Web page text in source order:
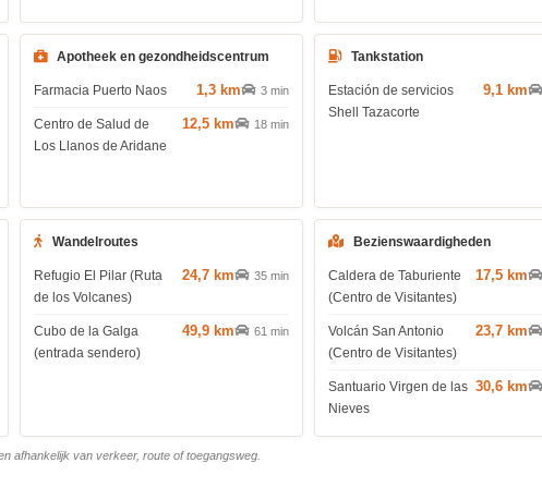
Apotheek en gezondheidscentrum
Farmacia Puerto Naos 1,3 km 3 min
Centro de Salud de
Los Llanos de Aridane
12,5 km 18 min
Tankstation
Estación de servicios
Shell Tazacorte
9,1 km
Wandelroutes
Refugio El Pilar (Ruta
de los Volcanes)
24,7 km 35 min
Cubo de la Galga
(entrada sendero)
49,9 km 61 min
Bezienswaardigheden
Caldera de Taburiente
(Centro de Visitantes)
17,5 km
Volcán San Antonio
(Centro de Visitantes)
23,7 km
Santuario Virgen de las
Nieves
30,6 km
afhankelijk van verkeer, route of toegangsweg.